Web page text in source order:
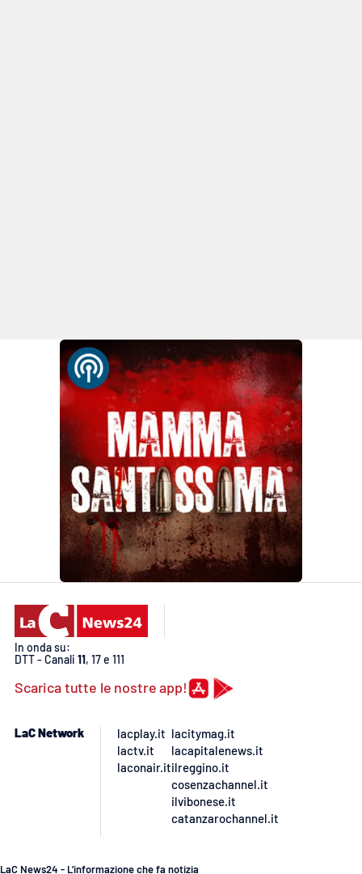
In onda su:
DTT - Canali 11, 17 e 111
Scarica tutte le nostre app!
LaC Network
lacplay.it
lactv.it
laconair.it
lacitymag.it
lacapitalenews.it
ilreggino.it
cosenzachannel.it
ilvibonese.it
catanzarochannel.it
LaC News24 - L’informazione che fa notizia